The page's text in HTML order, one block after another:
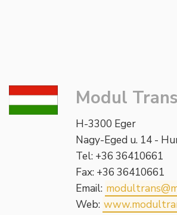
Modul
H-3300 Eger
Nagy-Eged u. 14 -
Tel: +36 36410661
Fax: +36 36410661
Email:
Web: